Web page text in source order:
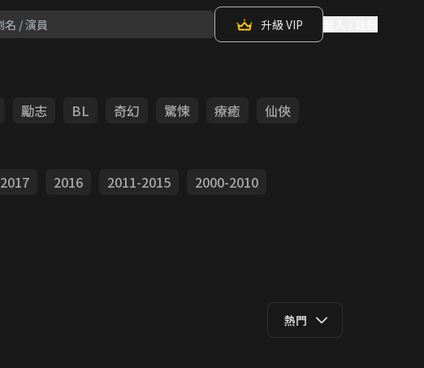
升級 VIP
勵志 BL 奇幻 驚悚 療癒
仙俠
2017 2016 2011-2015
2000-2010
熱門